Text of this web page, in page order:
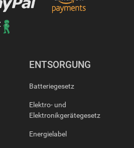
ENTSORGUNG
Batteriegesetz
Elektro- und
Elektronikgerätegesetz
Energielabel